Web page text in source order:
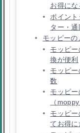
お得に
ポイン
ター・
モッピーの
モッピ
換が便利
モッピ
数
モッピ
（
モッピ
てお得